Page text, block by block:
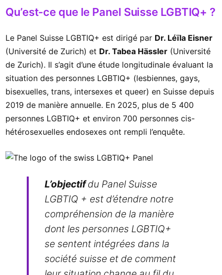
Qu’est-ce que le Panel Suisse LGBTIQ+ ?
Le Panel Suisse LGBTIQ+ est dirigé par Dr. Léïla Eisner
(Université de Zurich) et Dr. Tabea Hässler (Université
de Zurich). Il s’agit d’une étude longitudinale évaluant la
situation des personnes LGBTIQ+ (lesbiennes, gays,
bisexuelles, trans, intersexes et queer) en Suisse depuis
2019 de manière annuelle. En 2025, plus de 5 400
personnes LGBTIQ+ et environ 700 personnes cis-
hétérosexuelles endosexes ont rempli l’enquête.
L’objectifdu Panel Suisse
LGBTIQ + est d’étendre notre
compréhension de la manière
dont les personnes LGBTIQ+
se sentent intégrées dans la
société suisse et de comment